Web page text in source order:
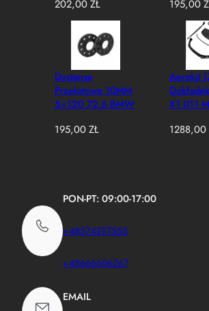
202,00ZŁ 195,00
Dystanse
Przelotowe 10MM
5×120 72.6 BMW
195,00ZŁ
Aerokit
X1 U11
Czarny
1288,00
PON-PT: 09:00-17:00
+48574397555
+48666606267
EMAIL